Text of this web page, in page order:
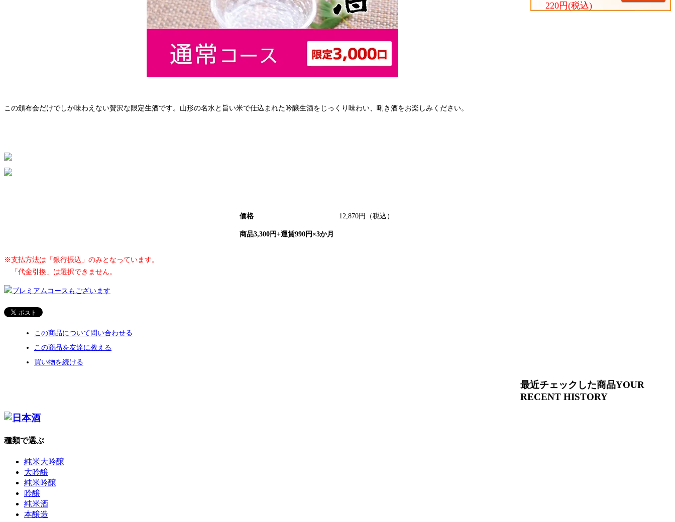
220円(税込)
この頒布会だけでしか味わえない贅沢な限定生酒です。山形の名水と旨い米で仕込まれた吟醸生酒をじっくり味わい、唎き酒をお楽しみください。
価格 12,870円（税込）
商品3,300円+運賃990円×3か月
※支払方法は「銀行振込」のみとなっています。
「代金引換」は選択できません。
この商品について問い合わせる
この商品を友達に教える
買い物を続ける
最近チェックした商品YOUR
RECENT HISTORY
種類で選ぶ
純米大吟醸
大吟醸
純米吟醸
吟醸
純米酒
本醸造